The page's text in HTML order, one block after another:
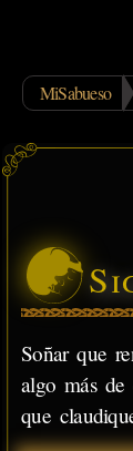
MiSabueso
Soñar que
algo más
que